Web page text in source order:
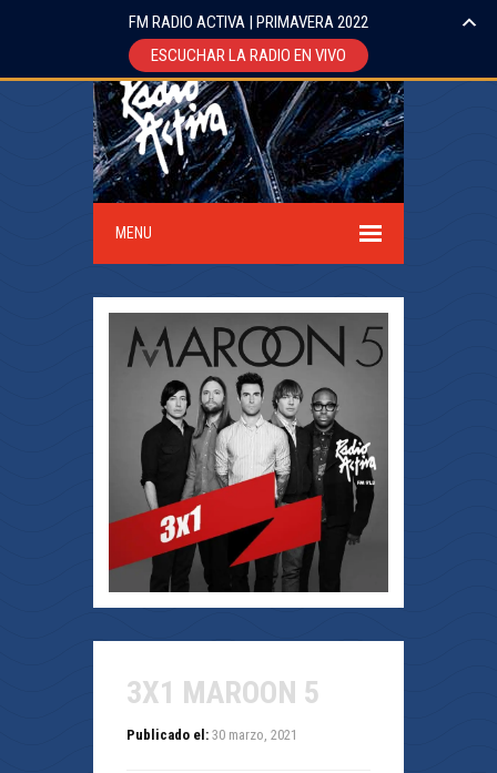
MENU
3X1 MAROON 5
Publicado el: 30 marzo, 2021
FM RADIO ACTIVA | PRIMAVERA 2022
ESCUCHAR LA RADIO EN VIVO